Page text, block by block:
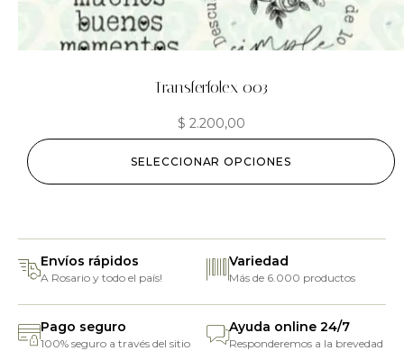
Transferfolex 003
$ 2.200,00
SELECCIONAR OPCIONES
Envíos rápidos
A Rosario y todo el país!
Variedad
Más de 6.000 productos
Pago seguro
100% seguro a través del sitio
Ayuda online 24/7
Responderemos a la brevedad